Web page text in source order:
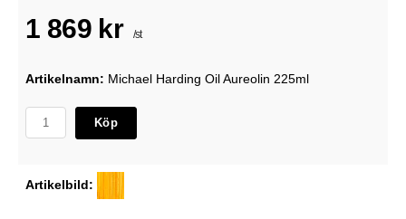
1 869 kr /st
Artikelnamn: Michael Harding Oil Aureolin 225ml
Köp
Artikelbild: